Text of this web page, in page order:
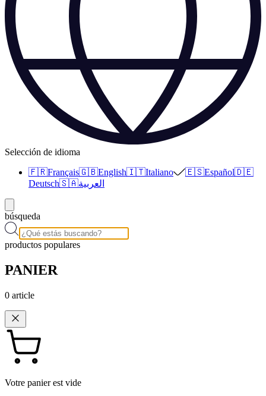
Selección de idioma
🇫🇷Français🇬🇧English🇮🇹Italiano 🇪🇸Español🇩🇪
Deutsch🇸🇦العربية
búsqueda
productos populares
PANIER
0 article
Votre panier est vide